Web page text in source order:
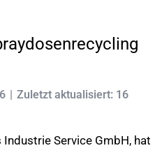
Zuletzt aktualisiert: 16
Industrie Service GmbH, hat